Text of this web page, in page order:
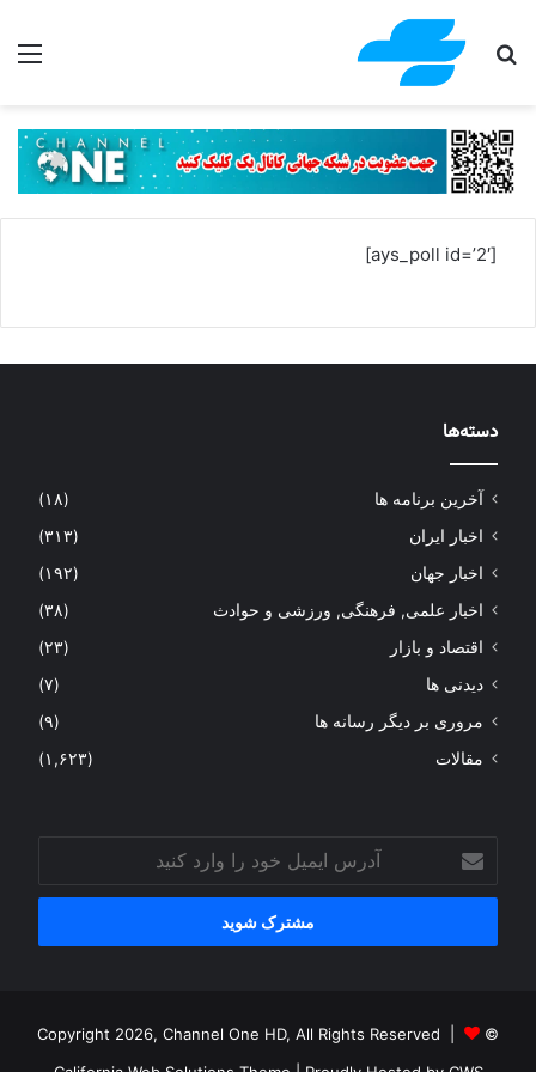
جستجو برای
[ays_poll id=’2′]
دسته‌ها
آخرین برنامه ها
(۱۸)
اخبار ایران
(۳۱۳)
اخبار جهان
(۱۹۲)
اخبار علمی, فرهنگی, ورزشی و حوادث
(۳۸)
اقتصاد و بازار
(۲۳)
دیدنی ها
(۷)
مروری بر دیگر رسانه ها
(۹)
مقالات
(۱,۶۲۳)
ایمیل
خود
وارد
© Copyright 2026, Channel One HD, All Rights Reserved |